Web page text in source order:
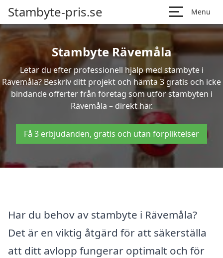
Stambyte-pris.se Menu
Stambyte Rävemåla
Letar du efter professionell hjälp med stambyte i
Rävemåla? Beskriv ditt projekt och hämta 3 gratis och icke
bindande offerter från företag som utför stambyten i
Rävemåla – direkt här.
Få 3 erbjudanden, gratis och utan förpliktelser
Har du behov av stambyte i Rävemåla?
Det är en viktig åtgärd för att säkerställa
att ditt avlopp fungerar optimalt och för